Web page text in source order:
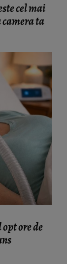
cel mai
ta
ore de